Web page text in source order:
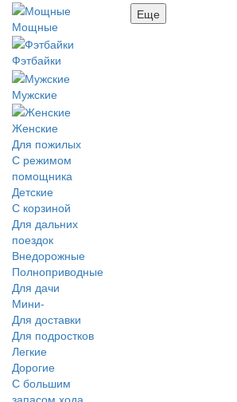
Мощные
Фэтбайки
Мужские
Женские
Для пожилых
С режимом
помощника
Детские
С корзиной
Для дальних
поездок
Внедорожные
Полноприводные
Для дачи
Мини-
Для доставки
Для подростков
Легкие
Дорогие
С большим
запасом хода
Еще